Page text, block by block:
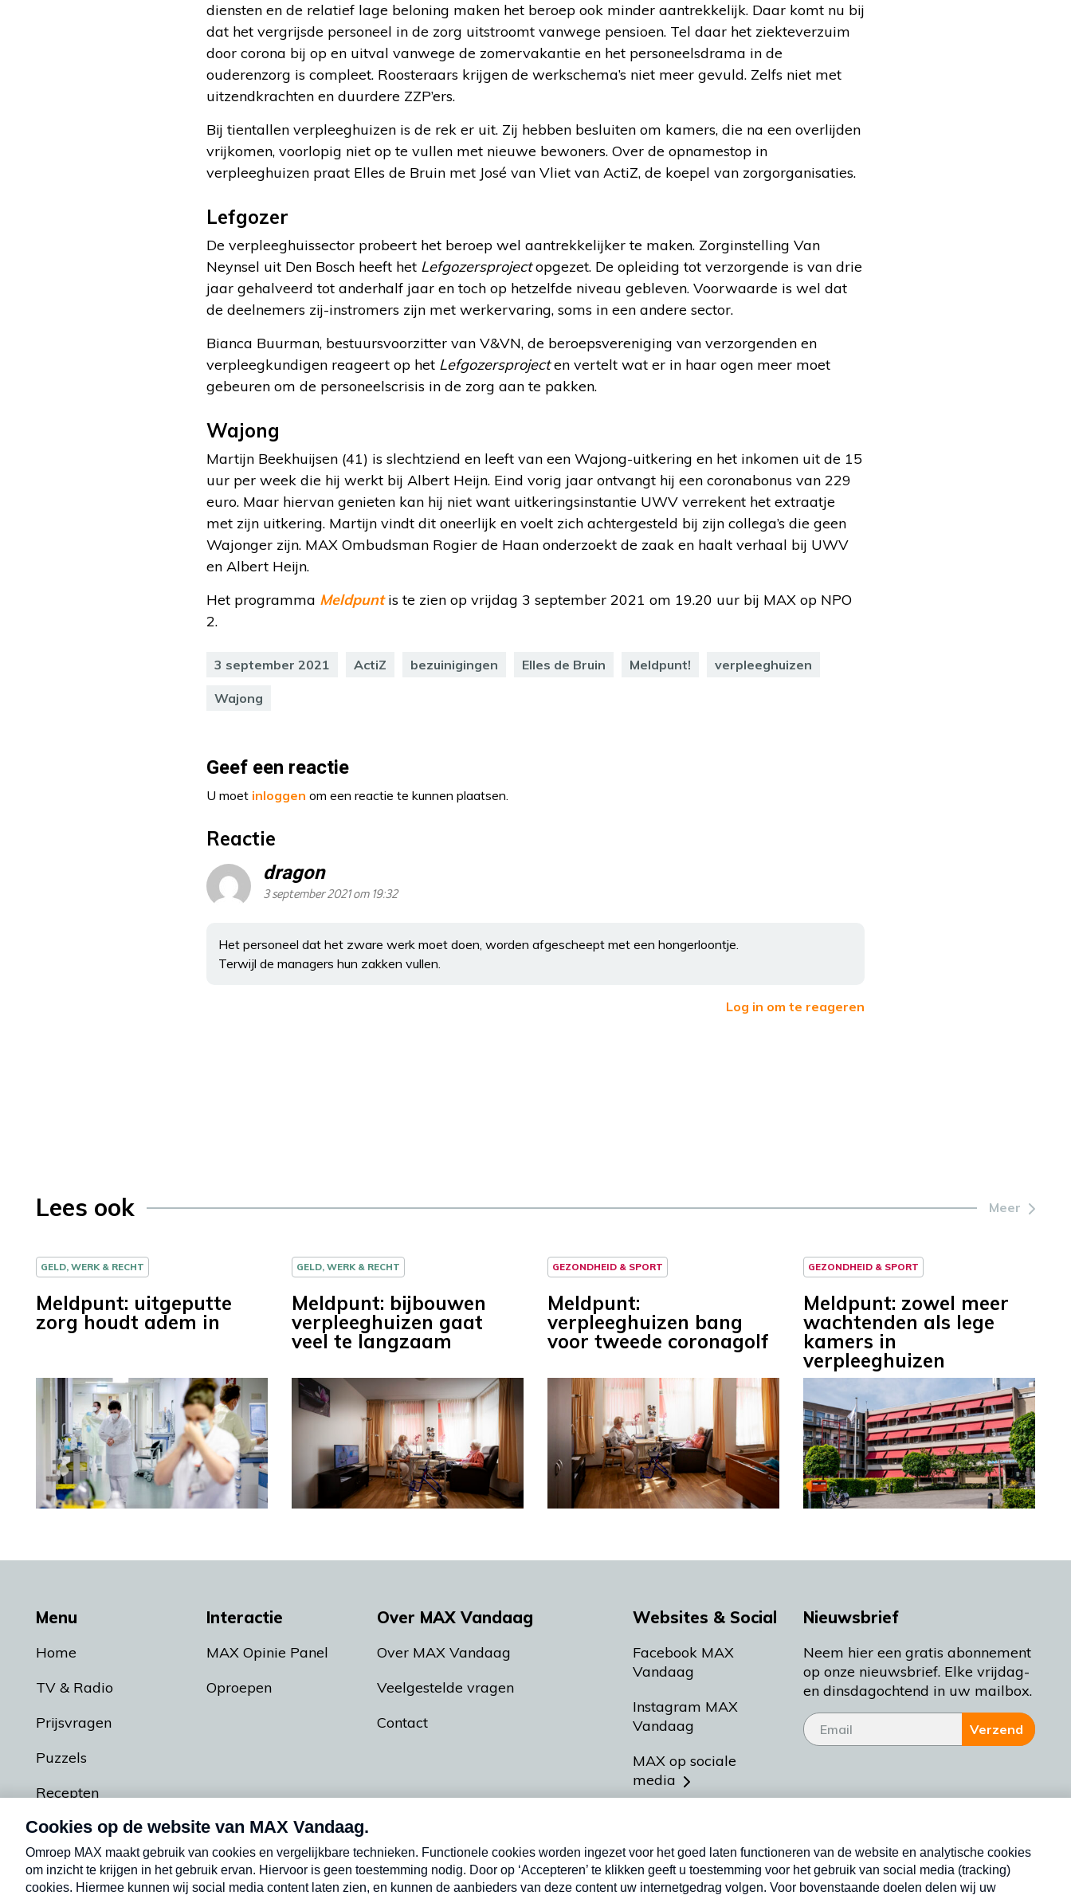
diensten en de relatief lage beloning maken het beroep ook minder aantrekkelijk. Daar komt nu bij
dat het vergrijsde personeel in de zorg uitstroomt vanwege pensioen. Tel daar het ziekteverzuim
door corona bij op en uitval vanwege de zomervakantie en het personeelsdrama in de
ouderenzorg is compleet. Roosteraars krijgen de werkschema’s niet meer gevuld. Zelfs niet met
uitzendkrachten en duurdere ZZP’ers.
Bij tientallen verpleeghuizen is de rek er uit. Zij hebben besluiten om kamers, die na een overlijden
vrijkomen, voorlopig niet op te vullen met nieuwe bewoners. Over de opnamestop in
verpleeghuizen praat Elles de Bruin met José van Vliet van ActiZ, de koepel van zorgorganisaties.
Lefgozer
De verpleeghuissector probeert het beroep wel aantrekkelijker te maken. Zorginstelling Van
Neynsel uit Den Bosch heeft het Lefgozersprojectopgezet. De opleiding tot verzorgende is van drie
jaar gehalveerd tot anderhalf jaar en toch op hetzelfde niveau gebleven. Voorwaarde is wel dat
de deelnemers zij-instromers zijn met werkervaring, soms in een andere sector.
Bianca Buurman, bestuursvoorzitter van V&VN, de beroepsvereniging van verzorgenden en
verpleegkundigen reageert op het Lefgozersprojecten vertelt wat er in haar ogen meer moet
gebeuren om de personeelscrisis in de zorg aan te pakken.
Wajong
Martijn Beekhuijsen (41) is slechtziend en leeft van een Wajong-uitkering en het inkomen uit de 15
uur per week die hij werkt bij Albert Heijn. Eind vorig jaar ontvangt hij een coronabonus van 229
euro. Maar hiervan genieten kan hij niet want uitkeringsinstantie UWV verrekent het extraatje
met zijn uitkering. Martijn vindt dit oneerlijk en voelt zich achtergesteld bij zijn collega’s die geen
Wajonger zijn. MAX Ombudsman Rogier de Haan onderzoekt de zaak en haalt verhaal bij UWV
en Albert Heijn.
Het programma Meldpunt is te zien op vrijdag 3 september 2021 om 19.20 uur bij MAX op NPO
2.
3 september 2021 ActiZ bezuinigingen Elles de Bruin Meldpunt! verpleeghuizen
Wajong
Geef een reactie
U moet inloggen om een reactie te kunnen plaatsen.
Reactie
dragon
3 september 2021 om 19:32
Het personeel dat het zware werk moet doen, worden afgescheept met een hongerloontje.
Terwijl de managers hun zakken vullen.
Log in om te reageren
Lees ook Meer
GELD, WERK & RECHT
Meldpunt: uitgeputte
zorg houdt adem in
GELD, WERK & RECHT
Meldpunt: bijbouwen
verpleeghuizen gaat
veel te langzaam
GEZONDHEID & SPORT
Meldpunt:
verpleeghuizen bang
voor tweede coronagolf
GEZONDHEID & SPORT
Meldpunt: zowel meer
wachtenden als lege
kamers in
verpleeghuizen
Menu
Home
TV & Radio
Prijsvragen
Puzzels
Recepten
Podcasts
Interactie
MAX Opinie Panel
Oproepen
Over MAX Vandaag
Over MAX Vandaag
Veelgestelde vragen
Contact
Websites & Social
Facebook MAX
Vandaag
Instagram MAX
Vandaag
MAX op sociale
media
Meldpunt Actueel
Heel Holland Bakt
Nieuwsbrief
Neem hier een gratis abonnement
op onze nieuwsbrief. Elke vrijdag-
en dinsdagochtend in uw mailbox.
Verzend
Nieuwsbrief